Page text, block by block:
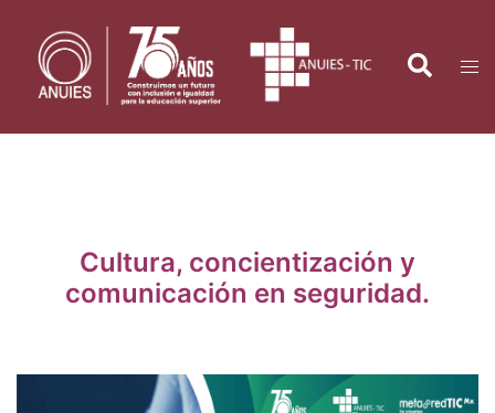
contenido
Search
Cultura, concientización y
comunicación en seguridad.